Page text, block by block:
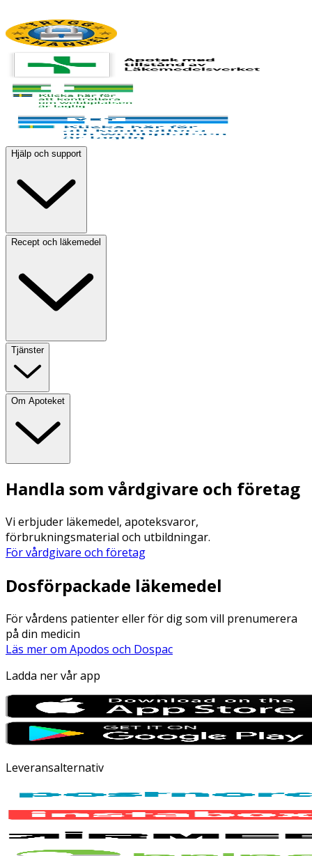
Hjälp och support
Recept och läkemedel
Tjänster
Om Apoteket
Handla som vårdgivare och företag
Vi erbjuder läkemedel, apoteksvaror,
förbrukningsmaterial och utbildningar.
För vårdgivare och företag
Dosförpackade läkemedel
För vårdens patienter eller för dig som vill prenumerera
på din medicin
Läs mer om Apodos och Dospac
Ladda ner vår app
Leveransalternativ